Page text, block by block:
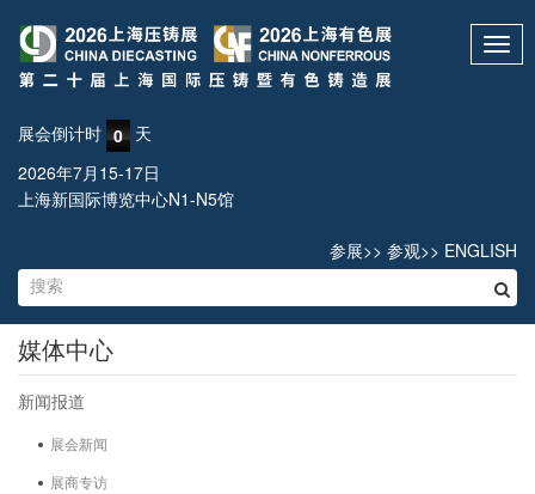
展会倒计时 0 天
2026年7月15-17日
上海新国际博览中心N1-N5馆
参展>> 参观>> ENGLISH
媒体中心
新闻报道
展会新闻
展商专访